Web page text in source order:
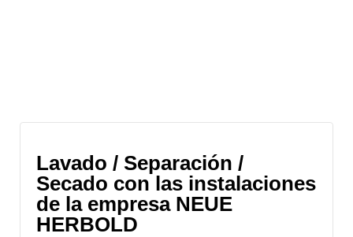
Lavado / Separación /
Secado con las instalaciones
de la empresa NEUE
HERBOLD